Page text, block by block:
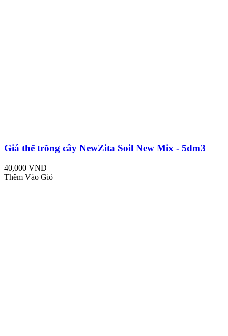
Giá thể trồng cây NewZita Soil New Mix - 5dm3
40,000 VND
Thêm Vào Giỏ